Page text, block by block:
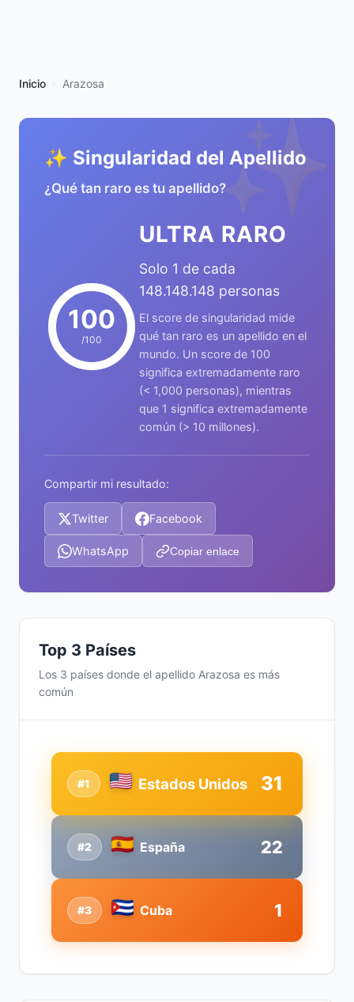
Inicio Arazosa
✨
✨ Singularidad del Apellido
¿Qué tan raro es tu apellido?
100
/100
ULTRA RARO
Solo 1 de cada
148.148.148 personas
El score de singularidad mide
qué tan raro es un apellido en el
mundo. Un score de 100
significa extremadamente raro
(< 1,000 personas), mientras
que 1 significa extremadamente
común (> 10 millones).
Compartir mi resultado:
Twitter Facebook
WhatsApp Copiar enlace
Top 3 Países
Los 3 países donde el apellido Arazosa es más
común
#2 España 22
#1 Estados Unidos 31
#3 Cuba 1